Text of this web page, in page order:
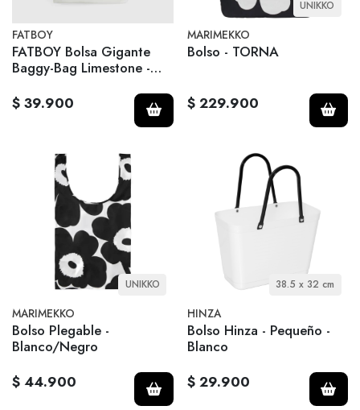
FATBOY
FATBOY Bolsa Gigante
Baggy-Bag Limestone -
$ 39.900
UNIKKO
MARIMEKKO
Bolso - TORNA
$ 229.900
UNIKKO
MARIMEKKO
Bolso Plegable -
Blanco/Negro
$ 44.900
38.5 x 32 cm
HINZA
Bolso Hinza - Pequeño -
Blanco
$ 29.900